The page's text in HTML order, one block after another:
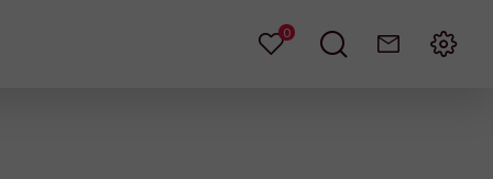
Mes
0
Je
ContactMenu